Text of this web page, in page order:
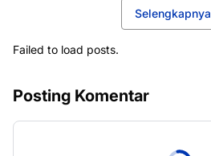
Selengkapnya
Failed to load posts.
Posting Komentar